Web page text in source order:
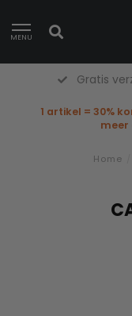
MENU
1 artikel = 30%
meer
Home